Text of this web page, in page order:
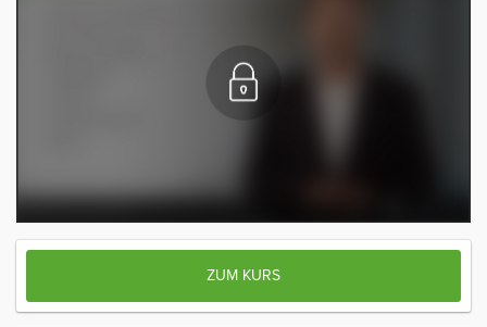
ZUM KURS